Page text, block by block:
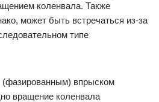
коленвала. Также
может быть встречаться из-за
типе
впрыском
вращение коленвала